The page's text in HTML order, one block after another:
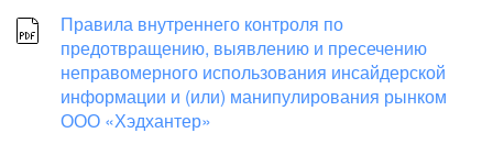
Правила внутреннего контроля по
предотвращению, выявлению и пресечению
неправомерного использования инсайдерской
информации и (или) манипулирования рынком
ООО «Хэдхантер»